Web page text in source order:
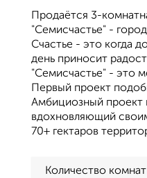
Продаётся 3-
"Семисчастье" - город
Счастье - это когда
день приносит
"Семисчастье" - это
Первый проект
Амбициозный проект
вдохновляющий
70+ гектаров
Количество комнат